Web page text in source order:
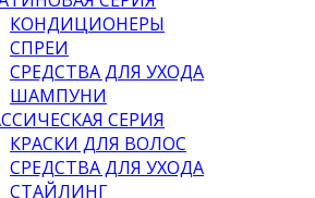
КОНДИЦИОНЕРЫ
СПРЕИ
СРЕДСТВА ДЛЯ УХОДА
ШАМПУНИ
СЕРИЯ
КРАСКИ ДЛЯ ВОЛОС
СРЕДСТВА ДЛЯ УХОДА
СТАЙЛИНГ